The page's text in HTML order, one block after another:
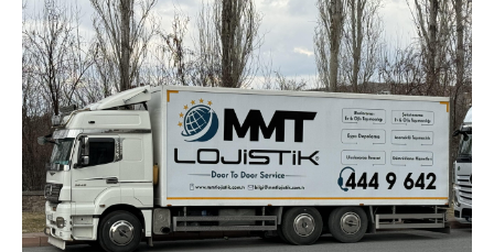
Müşteri Temsilcisi